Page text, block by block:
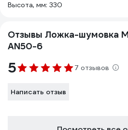
Высота, мм: 330
Отзывы Ложка-шумовка
AN50-6
5 7 отзывов
Написать отзыв